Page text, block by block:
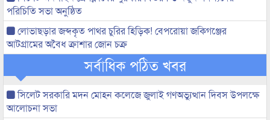
পরিচিতি সভা অনুষ্ঠিত
লোভাছড়ার জব্দকৃত পাথর চুরির হিড়িক! বেপরোয়া জকিগঞ্জের
আটগ্রামের অবৈধ ক্রাশার জোন চক্র
সর্বাধিক পঠিত খবর
সিলেট সরকারি মদন মোহন কলেজে জুলাই গণঅভ্যুত্থান দিবস উপলক্ষে
আলোচনা সভা